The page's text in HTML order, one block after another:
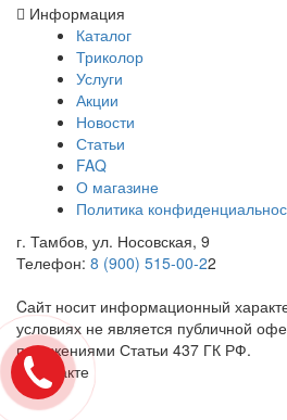
Информация
Каталог
Триколор
Услуги
Акции
Новости
Статьи
FAQ
О магазине
Политика
г. Тамбов, ул. Носовская, 9
Телефон: 8 (900) 515-00-22
Cайт носит информационный
условиях не является публичной
положениями Статьи 437 ГК РФ.
ВКонтакте